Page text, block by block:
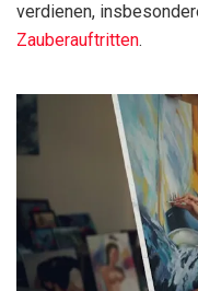
verdienen,
Zauberauftritten.